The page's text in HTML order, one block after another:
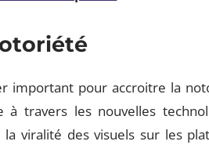
important pour accroitre la
travers les nouvelles
viralité des visuels sur les